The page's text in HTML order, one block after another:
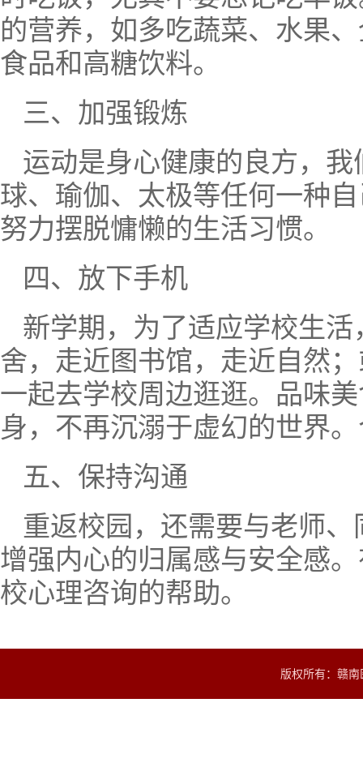
的营养，如多吃蔬菜、水果
食品和高糖饮料。
三、加强锻炼
运动是身心健康的良方，
球、瑜伽、太极等任何一种
努力摆脱慵懒的生活习惯。
四、放下手机
新学期，为了适应学校生
舍，走近图书馆，走近自然
一起去学校周边逛逛。品味
身，不再沉溺于虚幻的世界
五、保持沟通
重返校园，还需要与老师
增强内心的归属感与安全感
校心理咨询的帮助。
版权所有：赣